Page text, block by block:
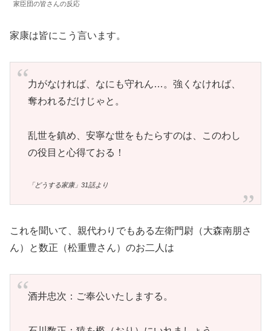
家臣団の皆さんの反応
家康は皆にこう言います。
力がなければ、なにも守れん…。強くなければ、
奪われるだけじゃと。
乱世を鎮め、安寧な世をもたらすのは、このわし
の役目と心得ておる！
「どうする家康」31話より
これを聞いて、親代わりでもある左衛門尉（大森南朋さ
ん）と数正（松重豊さん）のお二人は
酒井忠次：ご奉公いたしまする。